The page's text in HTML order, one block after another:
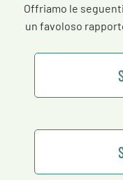
Offriamo le
un favoloso